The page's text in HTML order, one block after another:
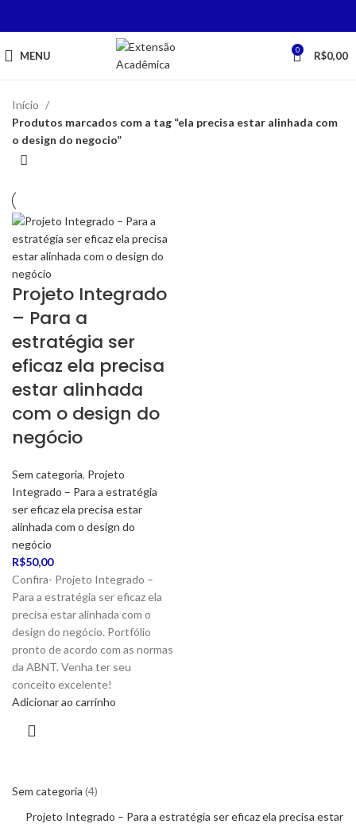
MENU 0 R$0,00
Sem categoria 4
Projeto Integrado – Para a estratégia ser eficaz ela precisa estar
Início
Produtos marcados com a tag “ela precisa estar alinhada com
o design do negocio”
Projeto Integrado
– Para a
estratégia ser
eficaz ela precisa
estar alinhada
com o design do
negócio
Sem categoria, Projeto
Integrado – Para a estratégia
ser eficaz ela precisa estar
alinhada com o design do
negócio
R$50,00
Confira- Projeto Integrado –
Para a estratégia ser eficaz ela
precisa estar alinhada com o
design do negócio. Portfólio
pronto de acordo com as normas
da ABNT. Venha ter seu
conceito excelente!
Adicionar ao carrinho